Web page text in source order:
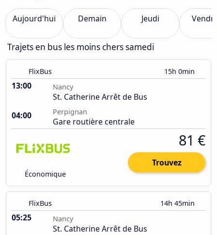
Aujourd'hui Demain Jeudi
Trajets en bus les moins chers samedi
FlixBus 15h 0min
13:00 Nancy
St. Catherine Arrêt de Bus
04:00
Perpignan
Gare routière centrale
Économique
81 €
Trouvez
FlixBus 14h 45min
05:25 Nancy
St. Catherine Arrêt de Bus